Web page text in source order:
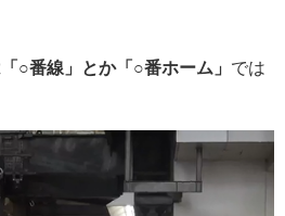
○番線」とか「○番ホーム」 では